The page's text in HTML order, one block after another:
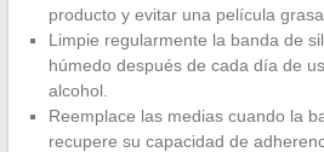
producto y evitar una película
Limpie regularmente la banda de
húmedo después de cada día de
alcohol.
Reemplace las medias cuando la
recupere su capacidad de